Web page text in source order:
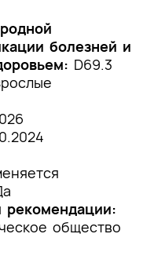
или
или
или состояния
или
или
или состояния
заболевания или
болезней и
D69.3
рекомендации:
общество